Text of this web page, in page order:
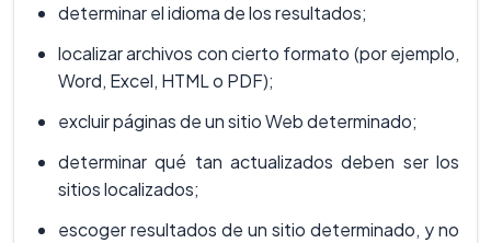
determinar el idioma de los resultados;
localizar archivos con cierto formato (por ejemplo,
Word, Excel, HTML o PDF);
excluir páginas de un sitio Web determinado;
determinar qué tan actualizados deben ser los
sitios localizados;
escoger resultados de un sitio determinado, y no